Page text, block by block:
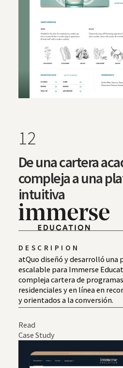
12
De una cartera
compleja a una
intuitiva
DESCRIPION
atQuo diseñó y desarrolló una
escalable para Immerse
compleja cartera de
residenciales y en línea en
y orientados a la conversión.
Read
Case Study